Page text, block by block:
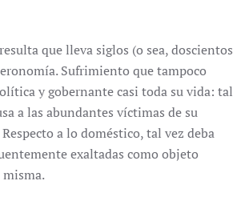
que lleva siglos (o sea, doscientos
Sufrimiento que tampoco
y gobernante casi toda su vida: tal
a las abundantes víctimas de su
a lo doméstico, tal vez deba
exaltadas como objeto
misma.